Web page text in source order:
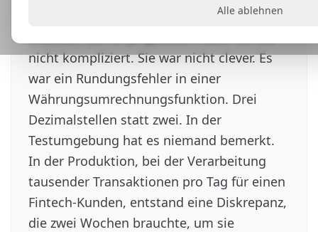
Alle ablehnen
Lass mich dir von der teuersten Codezeile
nicht kompliziert. Sie war nicht clever. Es
war ein Rundungsfehler in einer
Währungsumrechnungsfunktion. Drei
Dezimalstellen statt zwei. In der
Testumgebung hat es niemand bemerkt.
In der Produktion, bei der Verarbeitung
tausender Transaktionen pro Tag für einen
Fintech-Kunden, entstand eine Diskrepanz,
die zwei Wochen brauchte, um sie